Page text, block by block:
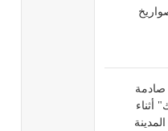
صادمة
أثناء